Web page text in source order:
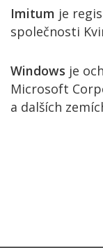
Imitum je
společnosti
Windows je
Microsoft
a dalších